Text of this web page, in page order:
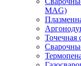
MAG)
Точечная